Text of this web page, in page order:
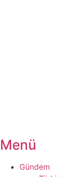
Menü
Gündem